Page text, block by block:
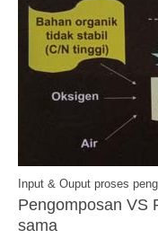
Input & Ouput proses
Pengomposan VS
sama